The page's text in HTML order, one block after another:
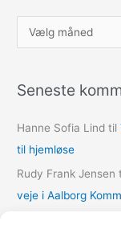
r
i
e
r
Seneste
Hanne Sofia Lind til
til hjemløse
Rudy Frank Jensen
veje i Aalborg